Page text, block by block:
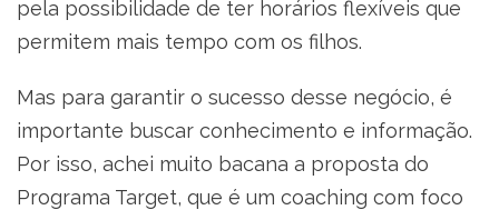
pela possibilidade de ter horários flexíveis que
permitem mais tempo com os filhos.
Mas para garantir o sucesso desse negócio, é
importante buscar conhecimento e informação.
Por isso, achei muito bacana a proposta do
Programa Target, que é um coaching com foco